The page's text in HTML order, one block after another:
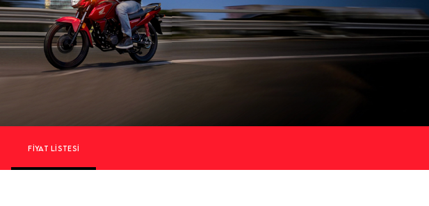
FIYAT LISTESI